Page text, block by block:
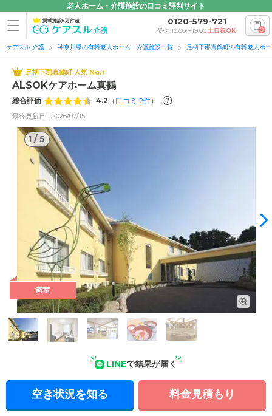
老人ホーム・介護施設の口コミ評判サイト
掲載施設5万件超 0120-579-721
受付 10:00〜19:00土日祝OK 0
ケアスル 介護 神奈川県の有料老人ホーム・介護施設一覧 足柄下郡真鶴町の有料老人ホ
足柄下郡真鶴町 人気 No.1
ALSOKケアホーム真鶴
総合評価 4.2 （ 口コミ 2件） ?
最終更新日：2026/07/15
1 /5
1/5
外観: 黄色い壁が美しい外観です。また、ワイヤークラフトを
設置するなどの工夫もしております。
満室
LINEで結果が届く
空き状況を知る 料金見積もり